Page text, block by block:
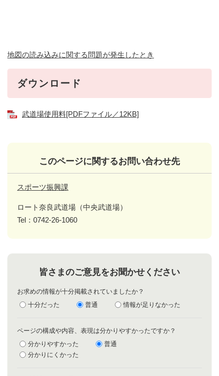
地図の読み込みに関する問題が発生したとき
ダウンロード
武道場使用料[PDFファイル／12KB]
このページに関するお問い合わせ先
スポーツ振興課
ロート奈良武道場（中央武道場）
Tel：0742-26-1060
皆さまのご意見をお聞かせください
お求めの情報が十分掲載されていましたか？
十分だった
普通 情報が足りなかった
ページの構成や内容、表現は分かりやすかったですか？
分かりやすかった
普通
分かりにくかった